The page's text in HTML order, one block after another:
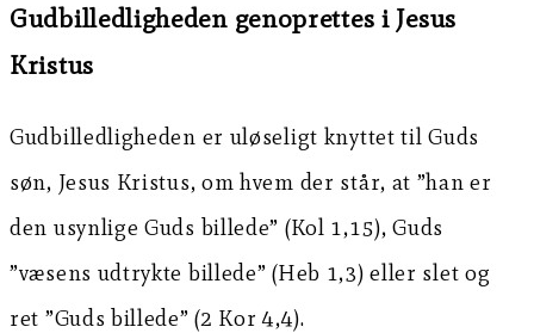
Gudbilledligheden genoprettes i Jesus
Kristus
Gudbilledligheden er uløseligt knyttet til Guds
søn, Jesus Kristus, om hvem der står, at ”han er
den usynlige Guds billede” (Kol 1,15), Guds
”væsens udtrykte billede” (Heb 1,3) eller slet og
ret ”Guds billede” (2 Kor 4,4).